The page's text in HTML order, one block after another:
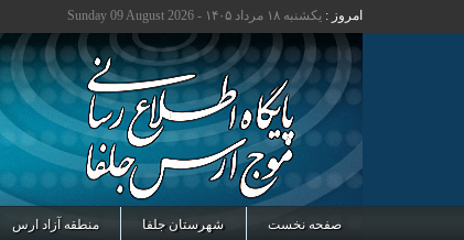
امروز : یکشنبه ۱۸ مرداد ۱۴۰۵ - Sunday 09 August 2026
صفحه نخست شهرستان جلفا منطقه آزاد ارس